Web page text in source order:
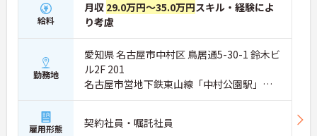
給料
月収 29.0万円～35.0万円スキル・経験によ
り考慮
勤務地
愛知県 名古屋市中村区 鳥居通5-30-1 鈴木ビ
ル2F 201
名古屋市営地下鉄東山線「中村公園駅」徒
歩1分
雇用形態 契約社員・嘱託社員